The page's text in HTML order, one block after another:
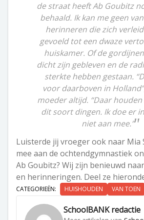
de straat heeft Ab Goubitz
behaald. Ik kan me geen
herinneren die zich
gevoeld tot een dwaze
huiskamer. Of de
dicht zijn gebleven en de
sterkte hebben gestaan.
voor daarboven in
moeder altijd. “Daar houden
dit soort dingen. Ik doe er
niet aan mee.”
Luisterde jij vroeger ook naar Mia
mee aan de ochtendgymnastiek
Ab Goubitz? Wij zijn benieuwd
en herinneringen. Deel ze
CATEGORIEËN: HUISHOUDEN VAN TOEN
SchoolBANK redactie